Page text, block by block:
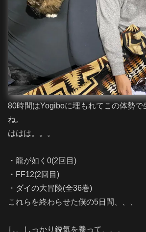
80時間はYogiboに埋もれてこの体勢で
ね。
ははは。。。
・龍が如く0(2回目)
・FF12(2回目)
・ダイの大冒険(全36巻)
これらを終わらせた僕の5日間、、、
し、しっかり鋭気を養って、、、